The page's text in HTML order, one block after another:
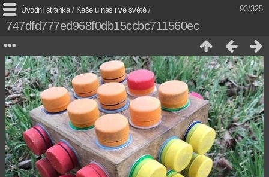
93/325
Úvodní stránka/ Keše u nás i ve světě/
747dfd777ed968f0db15ccbc711560ec